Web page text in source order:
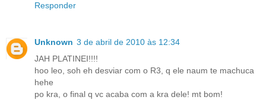
Responder
Unknown 3 de abril de 2010 às 12:34
JAH PLATINEI!!!!
hoo leo, soh eh desviar com o R3, q ele naum te machuca
hehe
po kra, o final q vc acaba com a kra dele! mt bom!